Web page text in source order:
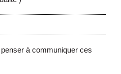
à communiquer ces